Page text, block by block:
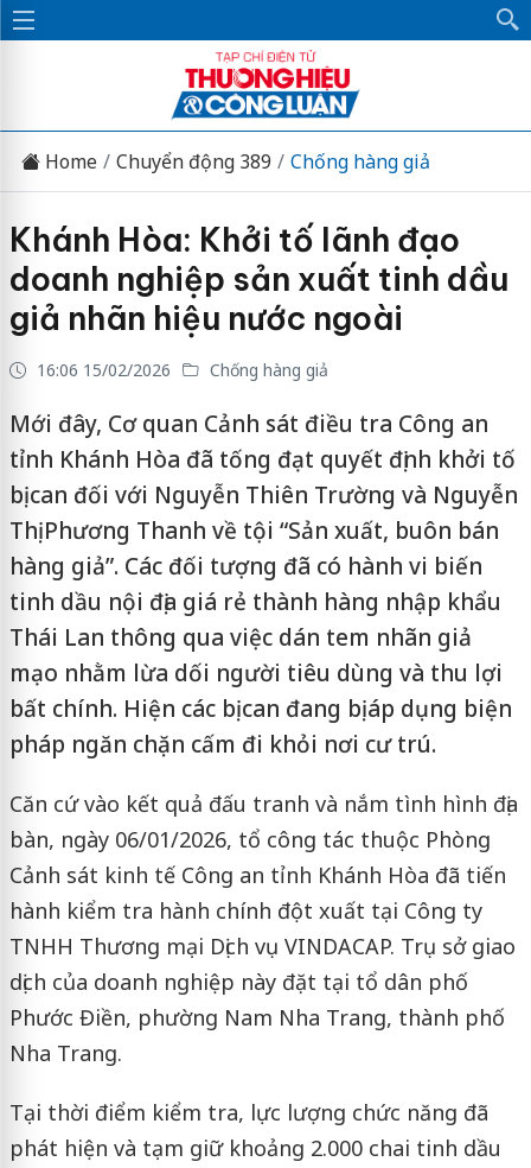
Home Chuyển động 389 Chống hàng giả
Khánh Hòa: Khởi tố lãnh đạo
doanh nghiệp sản xuất tinh dầu
giả nhãn hiệu nước ngoài
16:06 15/02/2026 Chống hàng giả
Mới đây, Cơ quan Cảnh sát điều tra Công an
tỉnh Khánh Hòa đã tống đạt quyết định khởi tố
bị can đối với Nguyễn Thiên Trường và Nguyễn
Thị Phương Thanh về tội “Sản xuất, buôn bán
hàng giả”. Các đối tượng đã có hành vi biến
tinh dầu nội địa giá rẻ thành hàng nhập khẩu
Thái Lan thông qua việc dán tem nhãn giả
mạo nhằm lừa dối người tiêu dùng và thu lợi
bất chính. Hiện các bị can đang bị áp dụng biện
pháp ngăn chặn cấm đi khỏi nơi cư trú.
Căn cứ vào kết quả đấu tranh và nắm tình hình địa
bàn, ngày 06/01/2026, tổ công tác thuộc Phòng
Cảnh sát kinh tế Công an tỉnh Khánh Hòa đã tiến
hành kiểm tra hành chính đột xuất tại Công ty
TNHH Thương mại Dịch vụ VINDACAP. Trụ sở giao
dịch của doanh nghiệp này đặt tại tổ dân phố
Phước Điền, phường Nam Nha Trang, thành phố
Nha Trang.
Tại thời điểm kiểm tra, lực lượng chức năng đã
phát hiện và tạm giữ khoảng 2.000 chai tinh dầu